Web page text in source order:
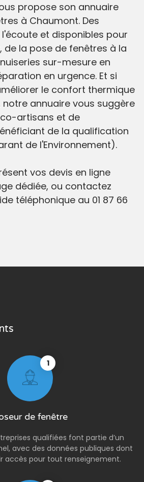
propose son annuaire
à Chaumont. Des
et disponibles pour
de la pose de fenêtres à la
sur-mesure en
en urgence. Et si
le confort thermique
annuaire vous suggère
artisans et de
de la qualification
de l'Environnement).
vos devis en ligne
dédiée, ou contactez
téléphonique au 01 87 66
1
de fenêtre
qualifiées font partie d’un
avec des données publiques dont
accès pour tout renseignement.